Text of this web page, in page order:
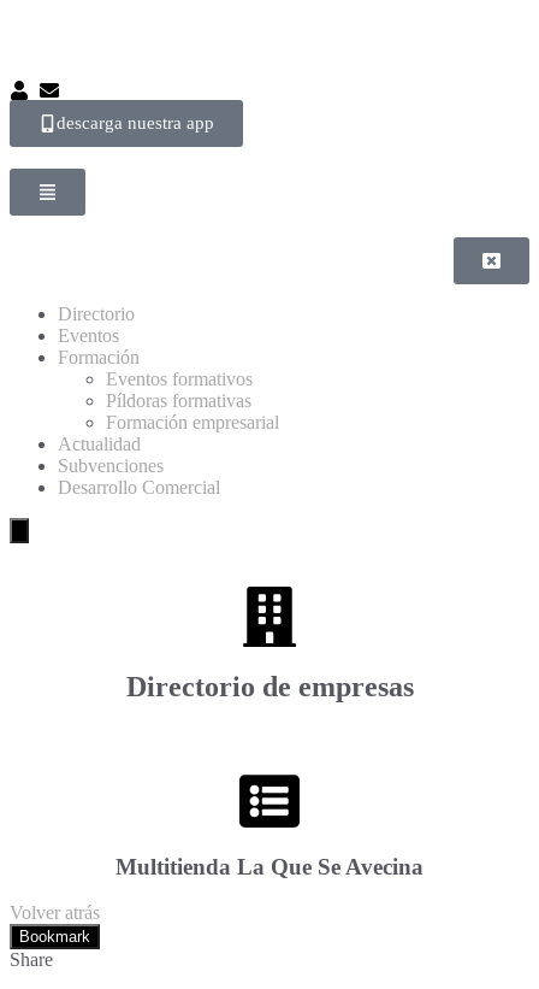
descarga nuestra app
Directorio
Eventos
Formación
Eventos formativos
Píldoras formativas
Formación empresarial
Actualidad
Subvenciones
Desarrollo Comercial
Directorio de empresas
Multitienda La Que Se Avecina
Volver atrás
Bookmark
Share